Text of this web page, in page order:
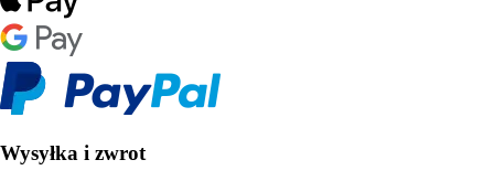
Wysyłka i zwrot